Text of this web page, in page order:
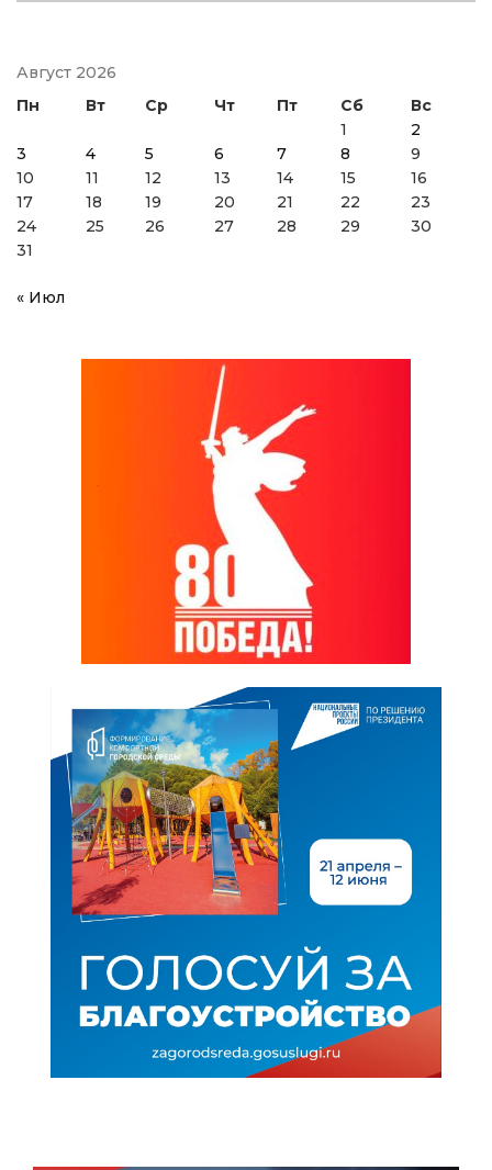
Август 2026
Пн
Вт Ср Чт Пт Сб
Вс
1
2
3
4 5 6 7 8
9
10
11 12 13 14 15
16
17
18 19 20 21 22
23
24
25 26 27 28 29
30
31
« Июл